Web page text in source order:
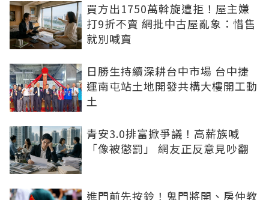
買方出1750萬斡旋遭拒！屋主嫌
打9折不賣 網批中古屋亂象：惜售
就別喊賣
日勝生持續深耕台中市場 台中捷
運南屯站土地開發共構大樓開工動
土
青安3.0排富掀爭議！高薪族喊
「像被懲罰」 網友正反意見吵翻
進門前先按鈴！鬼門將開、房仲教